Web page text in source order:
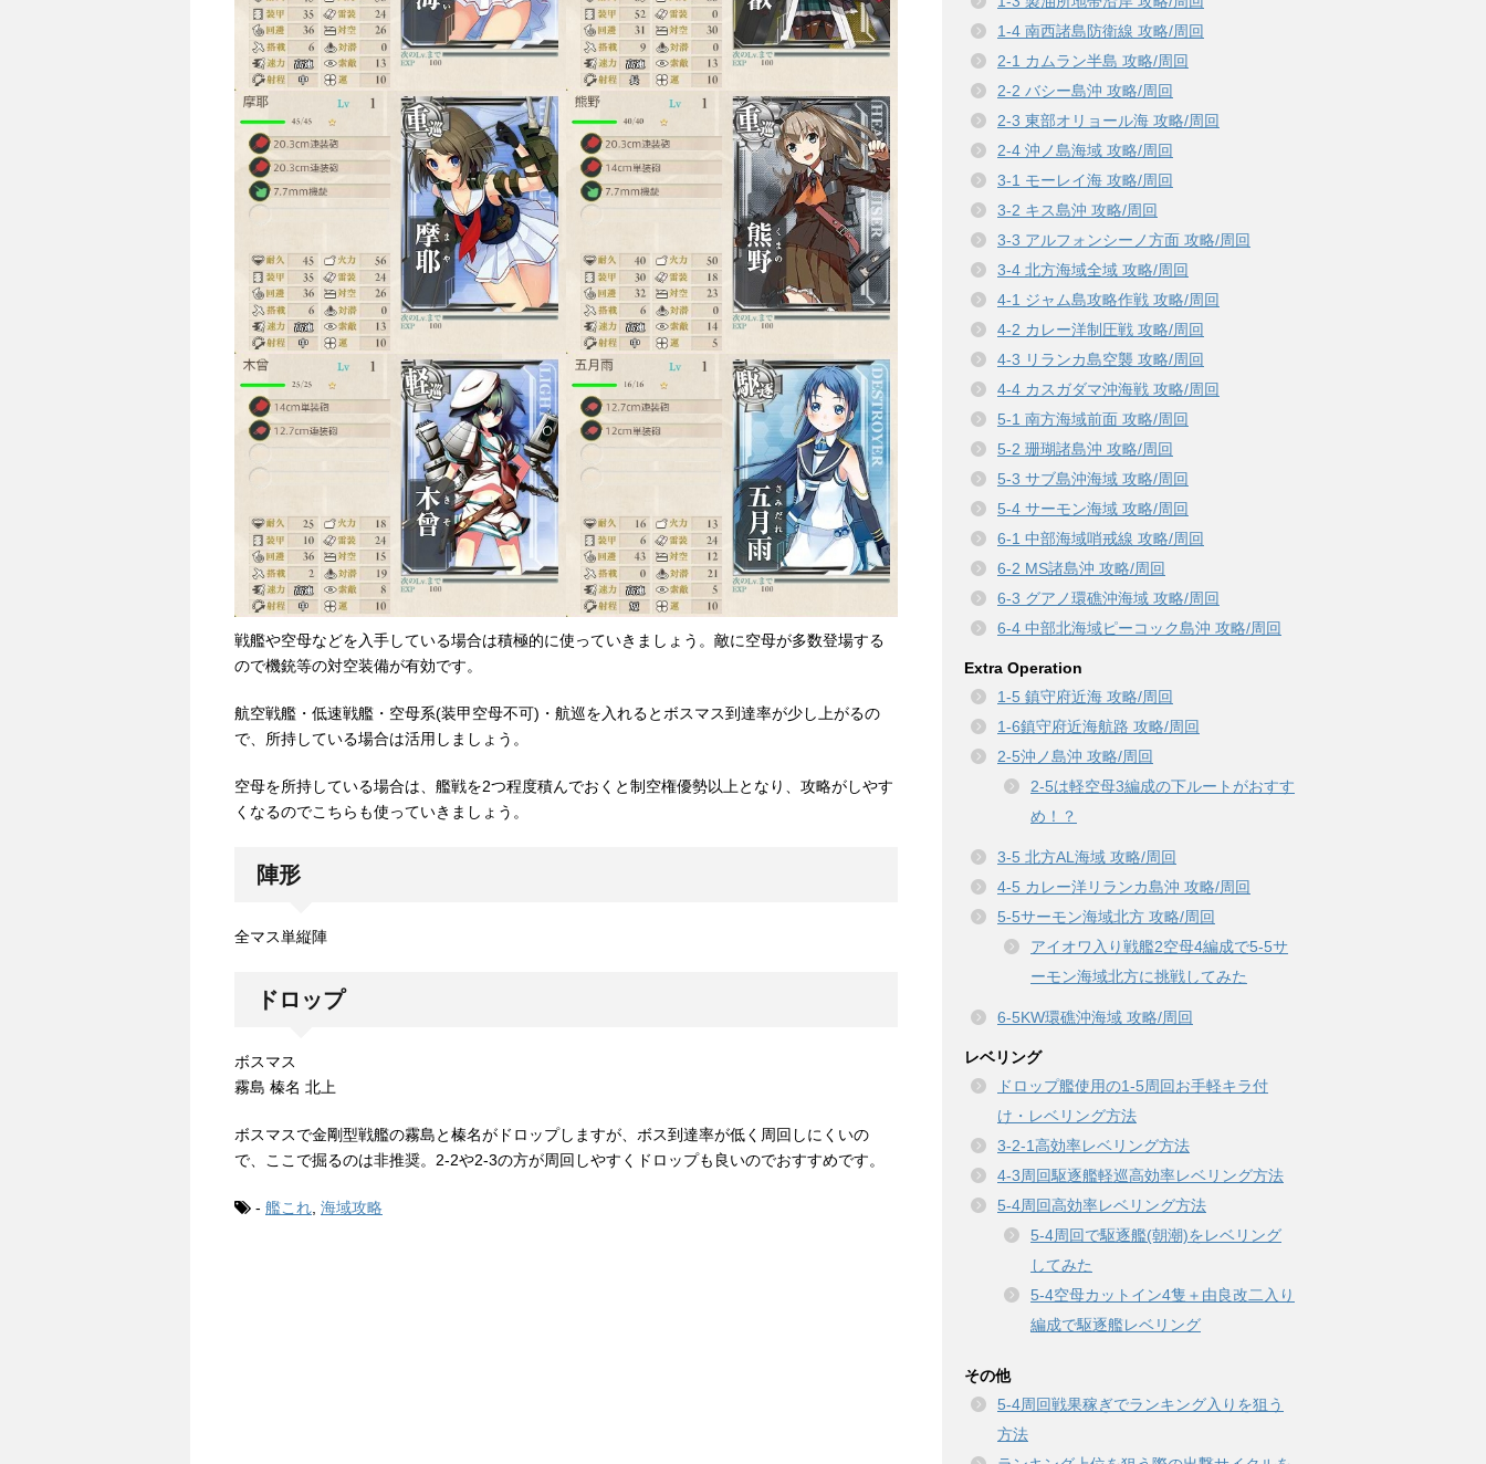
戦艦や空母などを入手している場合は積極的に使っていきましょう。敵に空母が多数登場する
ので機銃等の対空装備が有効です。
航空戦艦・低速戦艦・空母系(装甲空母不可)・航巡を入れるとボスマス到達率が少し上がるの
で、所持している場合は活用しましょう。
空母を所持している場合は、艦戦を2つ程度積んでおくと制空権優勢以上となり、攻略がしやす
くなるのでこちらも使っていきましょう。
陣形
全マス単縦陣
ドロップ
ボスマス
霧島 榛名 北上
ボスマスで金剛型戦艦の霧島と榛名がドロップしますが、ボス到達率が低く周回しにくいの
で、ここで掘るのは非推奨。2-2や2-3の方が周回しやすくドロップも良いのでおすすめです。
- 艦これ 海域攻略
1-4 南西諸島防衛線 攻略/周回
2-1 カムラン半島 攻略/周回
2-2 バシー島沖 攻略/周回
2-3 東部オリョール海 攻略/周回
2-4 沖ノ島海域 攻略/周回
3-1 モーレイ海 攻略/周回
3-2 キス島沖 攻略/周回
3-3 アルフォンシーノ方面 攻略/周回
3-4 北方海域全域 攻略/周回
4-1 ジャム島攻略作戦 攻略/周回
4-2 カレー洋制圧戦 攻略/周回
4-3 リランカ島空襲 攻略/周回
4-4 カスガダマ沖海戦 攻略/周回
5-1 南方海域前面 攻略/周回
5-2 珊瑚諸島沖 攻略/周回
5-3 サブ島沖海域 攻略/周回
5-4 サーモン海域 攻略/周回
6-1 中部海域哨戒線 攻略/周回
6-2 MS諸島沖 攻略/周回
6-3 グアノ環礁沖海域 攻略/周回
6-4 中部北海域ピーコック島沖 攻略/周回
Extra Operation
1-5 鎮守府近海 攻略/周回
1-6鎮守府近海航路 攻略/周回
2-5沖ノ島沖 攻略/周回
2-5は軽空母3編成の下ルートがおすす
め！？
3-5 北方AL海域 攻略/周回
4-5 カレー洋リランカ島沖 攻略/周回
5-5サーモン海域北方 攻略/周回
アイオワ入り戦艦2空母4編成で5-5サ
ーモン海域北方に挑戦してみた
6-5KW環礁沖海域 攻略/周回
レベリング
ドロップ艦使用の1-5周回お手軽キラ付
け・レベリング方法
3-2-1高効率レベリング方法
4-3周回駆逐艦軽巡高効率レベリング方法
5-4周回高効率レベリング方法
5-4周回で駆逐艦(朝潮)をレベリング
してみた
5-4空母カットイン4隻＋由良改二入り
編成で駆逐艦レベリング
その他
5-4周回戦果稼ぎでランキング入りを狙う
方法